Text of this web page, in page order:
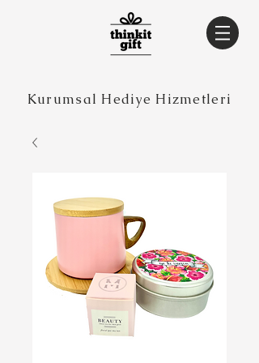
Kurumsal Hediye Hizmetleri